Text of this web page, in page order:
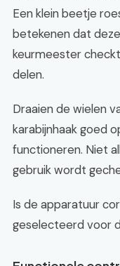
Een klein beetje
betekenen dat
keurmeester
delen.
Draaien de wielen
karabijnhaak goed
functioneren. Niet
gebruik wordt
Is de apparatuur
geselecteerd voor